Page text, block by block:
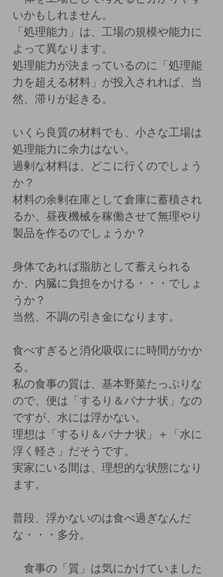
いかもしれません。
「処理能力」は、工場の規模や能力に
よって異なります。
処理能力が決まっているのに「処理能
力を超える材料」が投入されれば、当
然、滞りが起きる。
いくら良質の材料でも、小さな工場は
処理能力に余力はない。
過剰な材料は、どこに行くのでしょう
か？
材料の余剰在庫として倉庫に蓄積され
るか、昼夜機械を稼働させて無理やり
製品を作るのでしょうか？
身体であれば脂肪として蓄えられる
か、内臓に負担をかける・・・でしょ
うか？
当然、不調の引き金になります。
食べすぎると消化吸収にに時間がかか
る。
私の食事の質は、基本野菜たっぷりな
ので、便は「するり＆バナナ状」なの
ですが、水には浮かない。
理想は「するり＆バナナ状」＋「水に
浮く軽さ」だそうです。
実家にいる間は、理想的な状態になり
ます。
普段、浮かないのは食べ過ぎなんだ
な・・・多分。
食事の「質」は気にかけていました